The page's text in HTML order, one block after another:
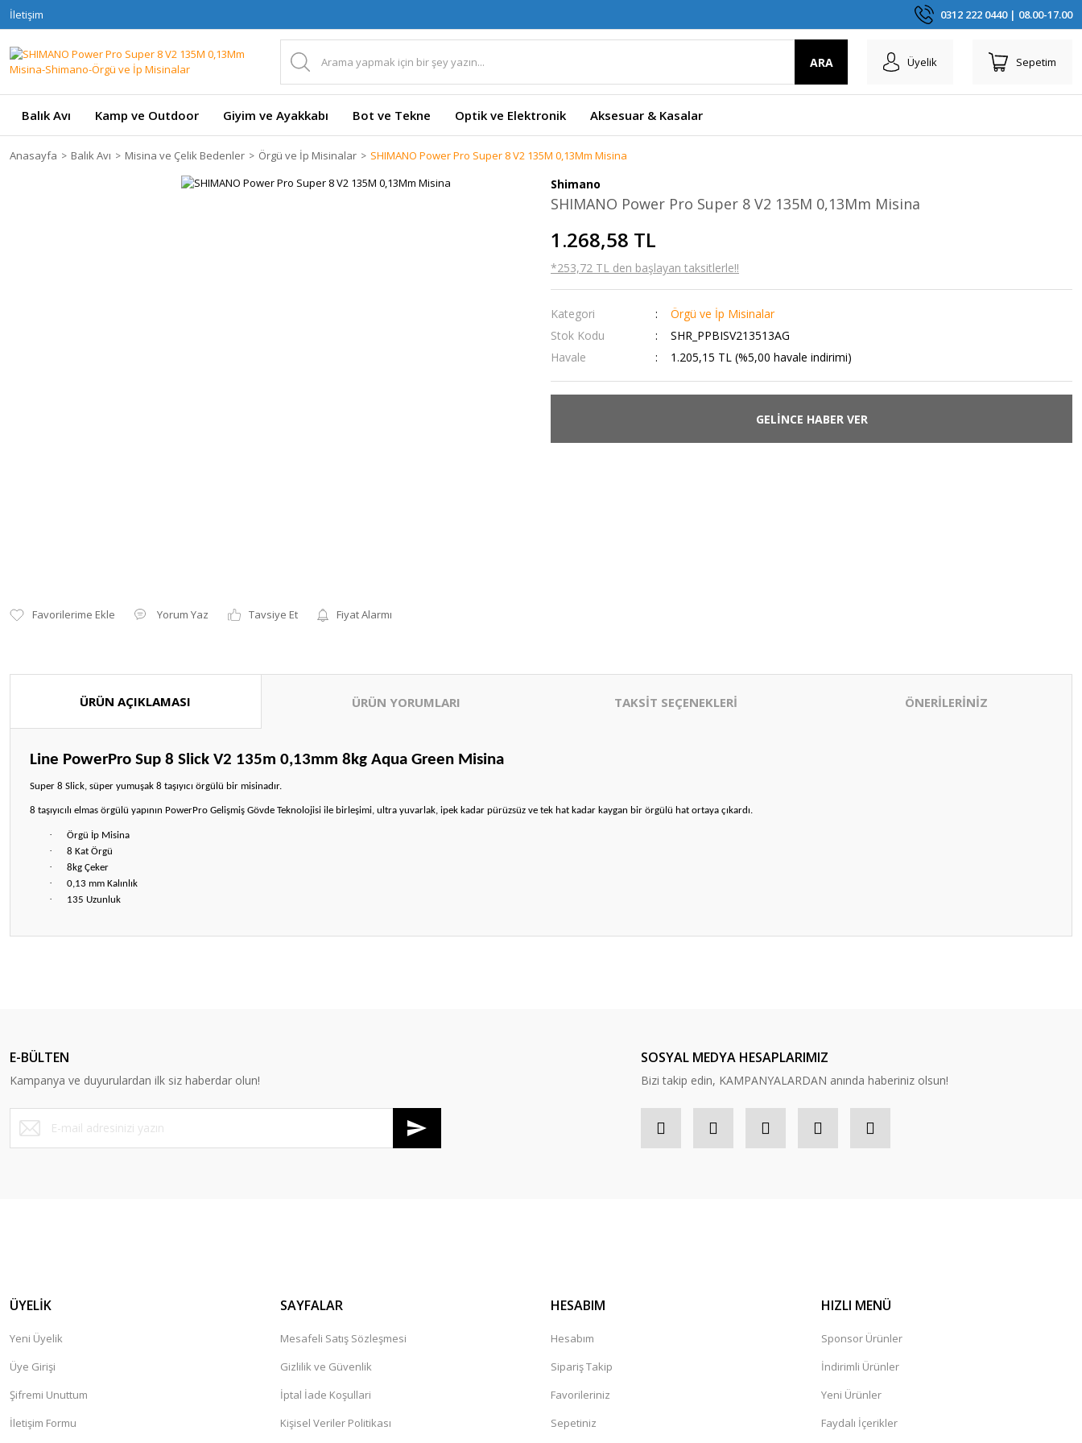
İletişim 0312 222 0440 | 08.00-17.00
ARA Üyelik Sepetim
Balık Avı Kamp ve Outdoor Giyim ve Ayakkabı Bot ve Tekne Optik ve Elektronik Aksesuar & Kasalar
Anasayfa Balık Avı Misina ve Çelik Bedenler Örgü ve İp Misinalar SHIMANO Power Pro Super 8 V2 135M 0,13Mm Misina
Yorum Yaz Tavsiye Et Fiyat Alarmı
Shimano
SHIMANO Power Pro Super 8 V2 135M 0,13Mm Misina
1.268,58 TL
*253,72 TL den başlayan taksitlerle!!
Kategori
Örgü ve İp Misinalar
Stok Kodu
SHR_PPBISV213513AG
Havale
1.205,15 TL (%5,00 havale indirimi)
GELİNCE HABER VER
ÜRÜN AÇIKLAMASI ÜRÜN YORUMLARI TAKSİT SEÇENEKLERİ ÖNERİLERİNİZ
Line PowerPro Sup 8 Slick V2 135m 0,13mm 8kg Aqua Green Misina
Super 8 Slick, süper yumuşak 8 taşıyıcı örgülü bir misinadır.
8 taşıyıcılı elmas örgülü yapının PowerPro Gelişmiş Gövde Teknolojisi ile birleşimi, ultra yuvarlak, ipek kadar pürüzsüz ve tek hat kadar kaygan bir örgülü hat ortaya çıkardı.
· Örgü İp Misina
· 8 Kat Örgü
· 8kg Çeker
· 0,13 mm Kalınlık
· 135 Uzunluk
Ürün bilgilerinde hatalar bulunuyor.
Ürün fiyatı diğer sitelerden daha pahalı.
Bu ürüne benzer farklı alternatifler olmalı.
E-BÜLTEN
Kampanya ve duyurulardan ilk siz haberdar olun!
SOSYAL MEDYA HESAPLARIMIZ
Bizi takip edin, KAMPANYALARDAN anında haberiniz olsun!
ÜYELİK
Yeni Üyelik
Üye Girişi
Şifremi Unuttum
İletişim Formu
SAYFALAR
Mesafeli Satış Sözleşmesi
Gizlilik ve Güvenlik
İptal İade Koşullari
Kişisel Veriler Politikası
HESABIM
Hesabım
Sipariş Takip
Favorileriniz
Sepetiniz
HIZLI MENÜ
Sponsor Ürünler
İndirimli Ürünler
Yeni Ürünler
Faydalı İçerikler